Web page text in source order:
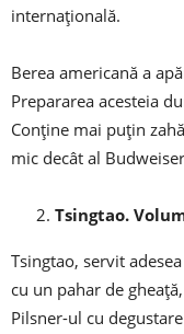
internațională.
Berea americană a
Prepararea acesteia
Conține mai puțin
mic decât al
Tsingtao.
Tsingtao, servit
cu un pahar de
Pilsner-ul cu